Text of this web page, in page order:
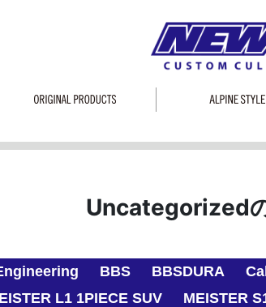
Uncategorized
BBS BBSDURA
L1 1PIECE SUV MEISTER